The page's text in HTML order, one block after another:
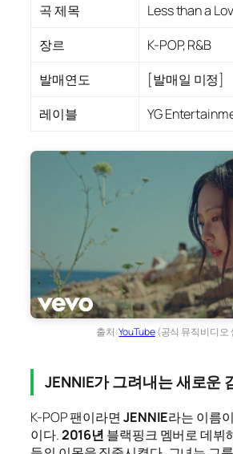
곡 제목
Less than a
장르
K-POP, R&B
발매연도
[발매일 미정]
레이블
YG
출처:YouTube(공식 뮤직비디오
JENNIE가 그려내는 새로운
K-POP 팬이라면 JENNIE라는 이름
이다.2016년 블랙핑크 멤버로 데뷔